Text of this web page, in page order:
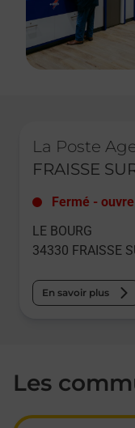
La Poste
FRAISSE
Fermé -
LE BOURG
34330 FRAISSE
En savoir plus
Les